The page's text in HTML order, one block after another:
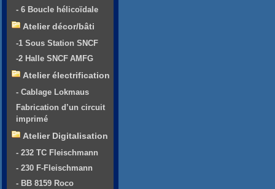
- 6 Boucle hélicoïdale
Atelier décor/bâti
-1 Sous Station SNCF
-2 Halle SNCF AMFG
Atelier électrification
- Cablage Lokmaus
Fabrication d’un circuit
imprimé
Atelier Digitalisation
- 232 TC Fleischmann
- 230 F-Fleischmann
- BB 8159 Roco